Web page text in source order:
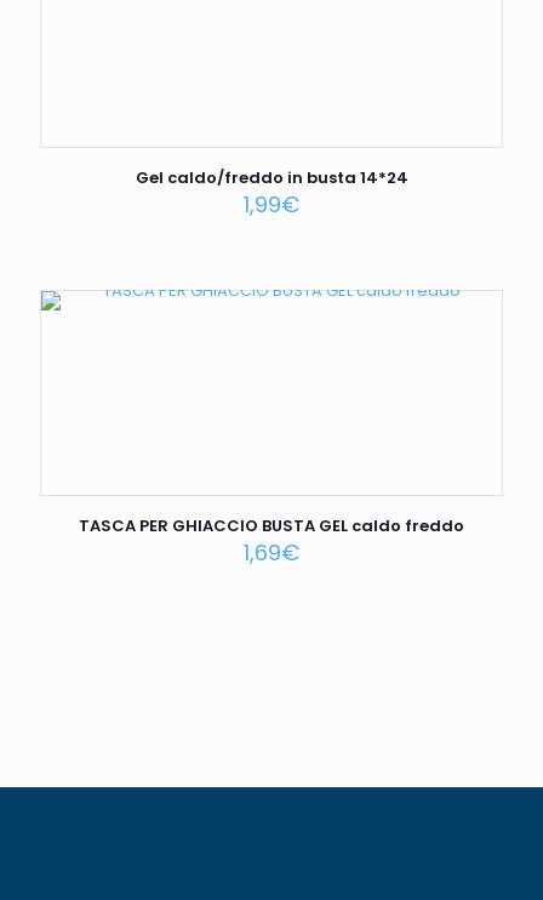
Gel caldo/freddo in busta 14*24
1,99€
TASCA PER GHIACCIO BUSTA GEL caldo freddo
1,69€